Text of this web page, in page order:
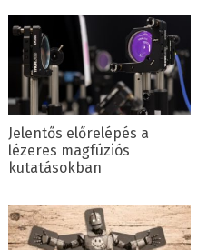
Jelentős előrelépés a
lézeres magfúziós
kutatásokban